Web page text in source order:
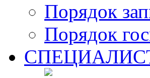
Порядок
Порядок